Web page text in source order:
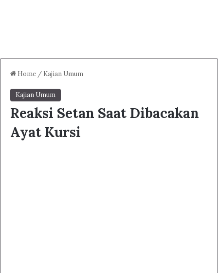
Home / Kajian Umum
Kajian Umum
Reaksi Setan Saat Dibacakan
Ayat Kursi